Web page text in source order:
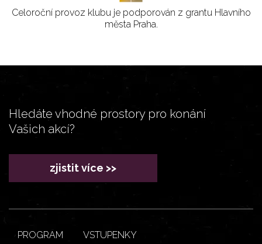
Celoroční provoz klubu je podporován z grantu Hlavního
města Praha.
Hledáte vhodné prostory pro konání
Vašich akcí?
zjistit více >>
PROGRAM
VSTUPENKY